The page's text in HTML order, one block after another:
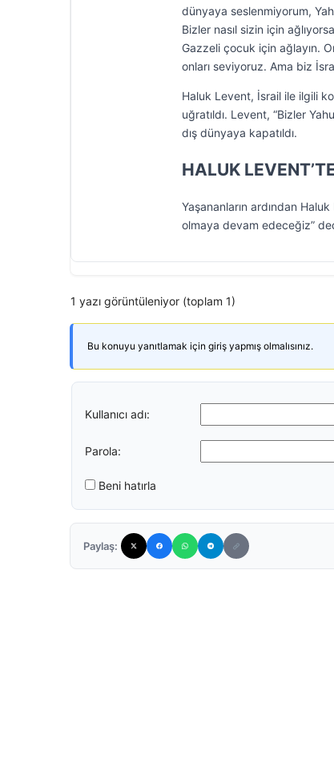
dünyaya seslenmiyorum,
Bizler nasıl sizin için
Gazzeli çocuk için ağlayın.
onları seviyoruz. Ama biz
Haluk Levent, İsrail ile ilgili
uğratıldı. Levent, “Bizler
dış dünyaya kapatıldı.
HALUK
Yaşananların ardından
olmaya devam edeceğiz”
1 yazı görüntüleniyor (toplam 1)
Bu konuyu yanıtlamak için giriş yapmış olmalısınız.
Kullanıcı adı:
Parola:
Beni hatırla
Paylaş: